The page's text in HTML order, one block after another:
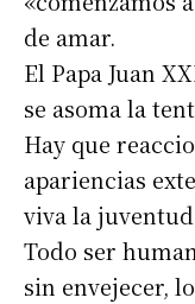
de amar.
El Papa Juan
se asoma la
Hay que
apariencias
viva la
Todo ser
sin envejecer,